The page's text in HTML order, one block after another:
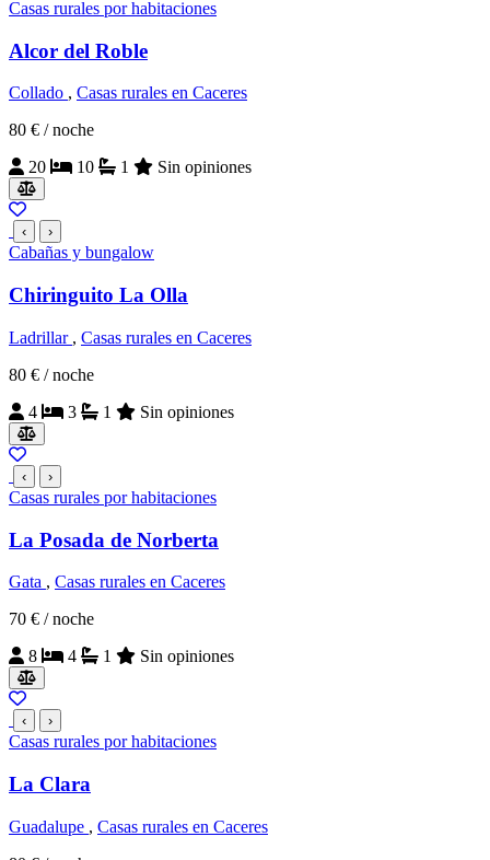
Casas rurales por habitaciones
Alcor del Roble
Collado , Casas rurales en Caceres
80 € / noche
20
10 1 Sin opiniones
‹ ›
Cabañas y bungalow
Chiringuito La Olla
Ladrillar , Casas rurales en Caceres
80 € / noche
4
3 1 Sin opiniones
‹ ›
Casas rurales por habitaciones
La Posada de Norberta
Gata , Casas rurales en Caceres
70 € / noche
8
4 1 Sin opiniones
‹ ›
Casas rurales por habitaciones
La Clara
Guadalupe , Casas rurales en Caceres